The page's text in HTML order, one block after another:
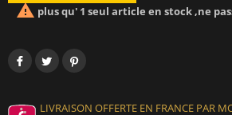
 plus qu' 1 seul article en stock ,ne
LIVRAISON OFFERTE EN FRANCE PAR